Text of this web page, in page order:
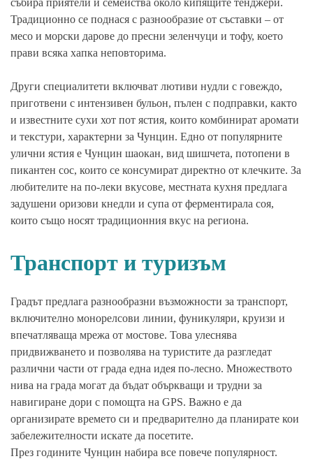
събира приятели и семейства около кипящите тенджери.
Традиционно се поднася с разнообразие от съставки – от
месо и морски дарове до пресни зеленчуци и тофу, което
прави всяка хапка неповторима.
Други специалитети включват лютиви нудли с говеждо,
приготвени с интензивен бульон, пълен с подправки, както
и известните сухи хот пот ястия, които комбинират аромати
и текстури, характерни за Чунцин. Едно от популярните
улични ястия е Чунцин шаокан, вид шишчета, потопени в
пикантен сос, които се консумират директно от клечките. За
любителите на по-леки вкусове, местната кухня предлага
задушени оризови кнедли и супа от ферментирала соя,
които също носят традиционния вкус на региона.
Транспорт и туризъм
Градът предлага разнообразни възможности за транспорт,
включително монорелсови линии, фуникуляри, круизи и
впечатляваща мрежа от мостове. Това улеснява
придвижването и позволява на туристите да разгледат
различни части от града една идея по-лесно. Множеството
нива на града могат да бъдат объркващи и трудни за
навигиране дори с помощта на GPS. Важно е да
организирате времето си и предварително да планирате кои
забележителности искате да посетите.
През годините Чунцин набира все повече популярност.